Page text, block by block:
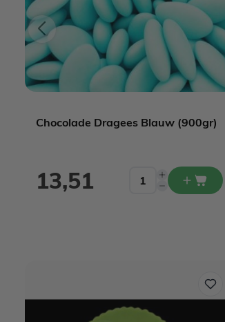
Chocolade Dragees Blauw (900gr)
13,51